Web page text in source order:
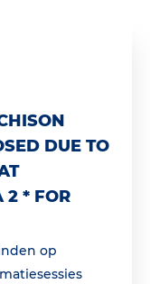
DUE TO
2 * FOR
op